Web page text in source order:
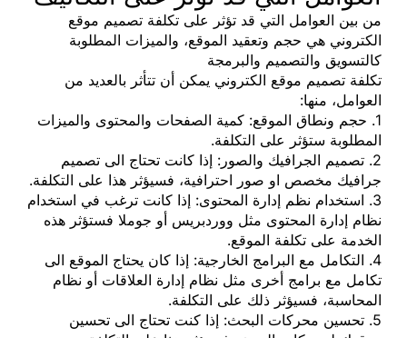
من بين العوامل التي قد تؤثر على تكلفة تصميم موقع
الكتروني هي حجم وتعقيد الموقع، والميزات المطلوبة
كالتسويق والتصميم والبرمجة
تكلفة تصميم موقع الكتروني يمكن أن تتأثر بالعديد من
العوامل، منها:
1. حجم ونطاق الموقع: كمية الصفحات والمحتوى والميزات
المطلوبة ستؤثر على التكلفة.
2. تصميم الجرافيك والصور: إذا كانت تحتاج الى تصميم
جرافيك مخصص او صور احترافية، فسيؤثر هذا على التكلفة.
3. استخدام نظم إدارة المحتوى: إذا كانت ترغب في استخدام
نظام إدارة المحتوى مثل ووردبريس أو جوملا فستؤثر هذه
الخدمة على تكلفة الموقع.
4. التكامل مع البرامج الخارجية: إذا كان يحتاج الموقع الى
تكامل مع برامج أخرى مثل نظام إدارة العلاقات أو نظام
المحاسبة، فسيؤثر ذلك على التكلفة.
5. تحسين محركات البحث: إذا كنت تحتاج الى تحسين